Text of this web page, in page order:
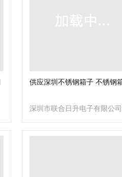
供应深圳不锈钢箱子 不锈钢
深圳市联合日升电子有限公司